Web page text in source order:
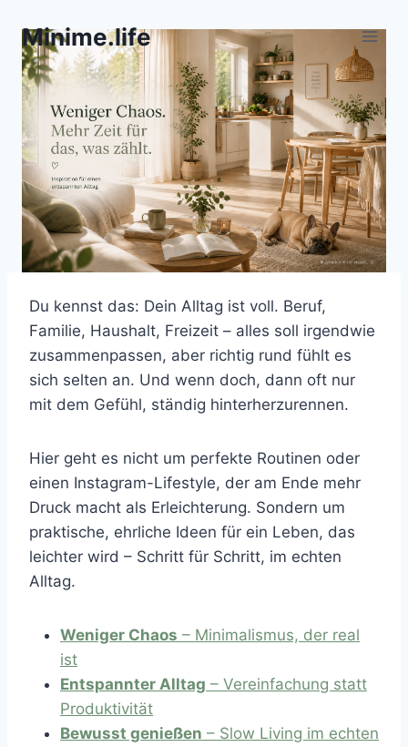
Inhalt
springen
Minime.life
Du kennst das: Dein Alltag ist voll. Beruf,
Familie, Haushalt, Freizeit – alles soll irgendwie
zusammenpassen, aber richtig rund fühlt es
sich selten an. Und wenn doch, dann oft nur
mit dem Gefühl, ständig hinterherzurennen.
Hier geht es nicht um perfekte Routinen oder
einen Instagram-Lifestyle, der am Ende mehr
Druck macht als Erleichterung. Sondern um
praktische, ehrliche Ideen für ein Leben, das
leichter wird – Schritt für Schritt, im echten
Alltag.
Weniger Chaos – Minimalismus, der real
ist
Entspannter Alltag – Vereinfachung statt
Produktivität
Bewusst genießen – Slow Living im echten